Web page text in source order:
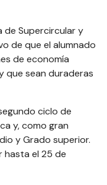
de Supercircular y
de que el alumnado
de economía
que sean duraderas
ciclo de
y, como gran
y Grado superior.
hasta el 25 de